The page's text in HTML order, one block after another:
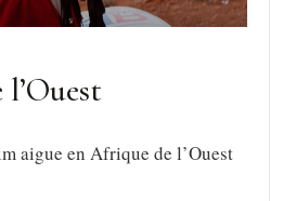
aigue en Afrique de l’Ouest